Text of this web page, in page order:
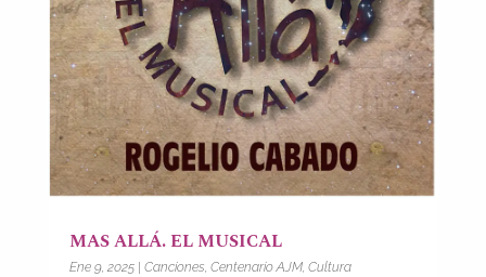
MAS ALLÁ. EL MUSICAL
Ene 9, 2025| Canciones Centenario AJM, Cultura